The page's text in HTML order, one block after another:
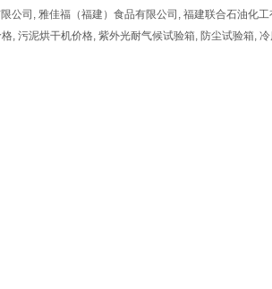
公司 , 雅佳福（福建）食品有限公司 , 福建联合石油化工
, 污泥烘干机价格, 紫外光耐气候试验箱, 防尘试验箱,